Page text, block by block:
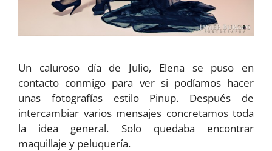
Un caluroso día de Julio, Elena se puso en
contacto conmigo para ver si podíamos hacer
unas fotografías estilo Pinup. Después de
intercambiar varios mensajes concretamos toda
la idea general. Solo quedaba encontrar
maquillaje y peluquería.